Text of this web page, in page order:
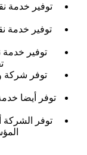
توفير خدمة
توفير خدمة
توفير خدمة
توفر شركة
توفر أيضا
توفر